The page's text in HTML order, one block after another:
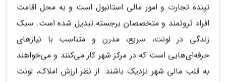
تپنده تجارت و امور مالی استانبول است و به محل اقامت
افراد ثروتمند و متخصصان برجسته تبدیل شده است. سبک
زندگی در لونت، سریع، مدرن و متناسب با نیازهای
حرفه‌ای‌هایی است که در مرکز شهر کار می‌کنند و می‌خواهند
به قلب مالی شهر نزدیک باشند. از نظر ارزش املاک، لونت